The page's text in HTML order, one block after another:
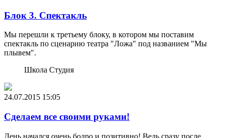
Блок 3. Спектакль
Мы перешли к третьему блоку, в котором мы поставим
спектакль по сценарию театра "Ложа" под названием "Мы
плывем".
Школа Студия
24.07.2015 15:05
Сделаем все своими руками!
День начался очень бодро и позитивно! Ведь сразу после